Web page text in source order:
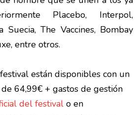
Placebo, Interpol,
Suecia, The Vaccines, Bombay
entre otros.
están disponibles con un
64,99€ + gastos de gestión
del festival o en